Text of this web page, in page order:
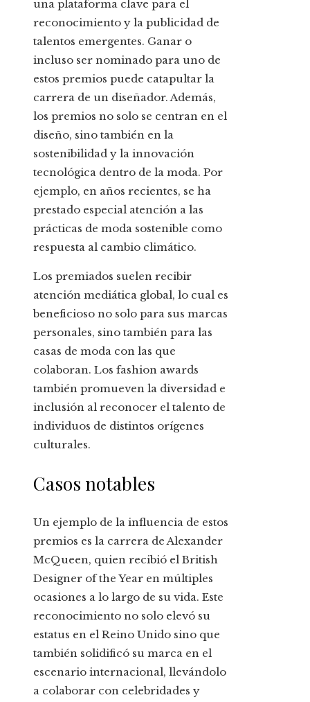
una plataforma clave para el
reconocimiento y la publicidad de
talentos emergentes. Ganar o
incluso ser nominado para uno de
estos premios puede catapultar la
carrera de un diseñador. Además,
los premios no solo se centran en el
diseño, sino también en la
sostenibilidad y la innovación
tecnológica dentro de la moda. Por
ejemplo, en años recientes, se ha
prestado especial atención a las
prácticas de moda sostenible como
respuesta al cambio climático.
Los premiados suelen recibir
atención mediática global, lo cual es
beneficioso no solo para sus marcas
personales, sino también para las
casas de moda con las que
colaboran. Los fashion awards
también promueven la diversidad e
inclusión al reconocer el talento de
individuos de distintos orígenes
culturales.
Casos notables
Un ejemplo de la influencia de estos
premios es la carrera de Alexander
McQueen, quien recibió el British
Designer of the Year en múltiples
ocasiones a lo largo de su vida. Este
reconocimiento no solo elevó su
estatus en el Reino Unido sino que
también solidificó su marca en el
escenario internacional, llevándolo
a colaborar con celebridades y